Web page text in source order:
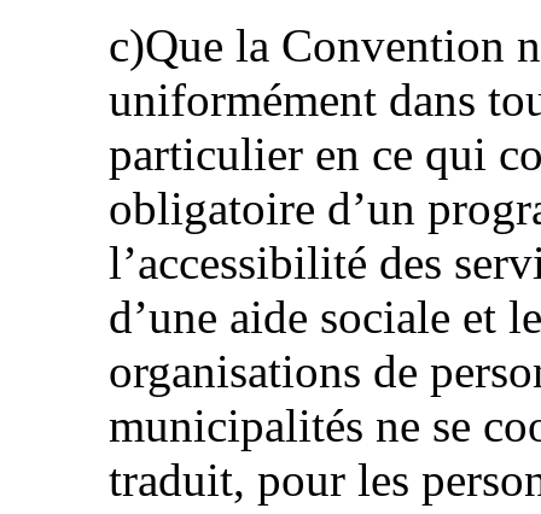
c)Que la Convention
uniformément dans
particulier en ce qui
obligatoire d’un
l’accessibilité des
d’une aide sociale et
organisations de
municipalités ne se
traduit, pour les